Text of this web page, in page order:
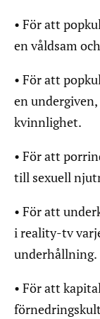
• För att
en våldsam
• För att
en
kvinnlighet.
• För att
till sexuell
• För att
i reality-tv
underhållning.
• För att